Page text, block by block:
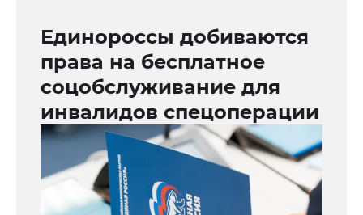
Единороссы добиваются
права на бесплатное
соцобслуживание для
инвалидов спецоперации